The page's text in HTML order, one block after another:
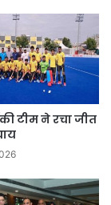
टीम ने रचा जीत